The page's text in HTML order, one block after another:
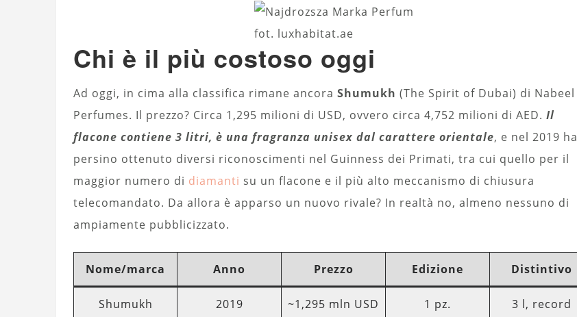
fot. luxhabitat.ae
Chi è il più costoso oggi
Ad oggi, in cima alla classifica rimane ancora Shumukh (The Spirit of Dubai) di Nabeel
Perfumes. Il prezzo? Circa 1,295 milioni di USD, ovvero circa 4,752 milioni di AED. Il
flacone contiene 3 litri, è una fragranza unisex dal carattere orientale, e nel 2019 ha
persino ottenuto diversi riconoscimenti nel Guinness dei Primati, tra cui quello per il
maggior numero di diamanti su un flacone e il più alto meccanismo di chiusura
telecomandato. Da allora è apparso un nuovo rivale? In realtà no, almeno nessuno di
ampiamente pubblicizzato.
Nome/marca Anno Prezzo Edizione Distintivo
Shumukh
2019 ~1,295 mln USD 1 pz.
3 l, record